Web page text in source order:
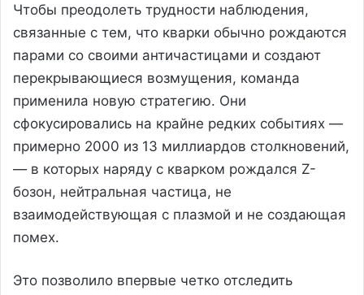
Чтобы преодолеть трудности наблюдения,
связанные с тем, что кварки обычно рождаются
парами со своими античастицами и создают
перекрывающиеся возмущения, команда
применила новую стратегию. Они
сфокусировались на крайне редких событиях —
примерно 2000 из 13 миллиардов столкновений,
— в которых наряду с кварком рождался Z-
бозон, нейтральная частица, не
взаимодействующая с плазмой и не создающая
помех.
Это позволило впервые четко отследить